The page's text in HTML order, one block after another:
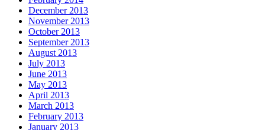
December 2013
November 2013
October 2013
September 2013
August 2013
July 2013
June 2013
May 2013
April 2013
March 2013
February 2013
January 2013